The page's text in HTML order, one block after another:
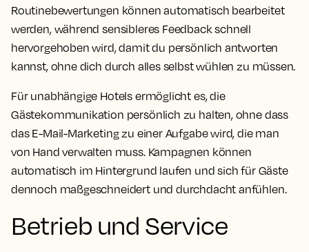
Routinebewertungen können automatisch bearbeitet
werden, während sensibleres Feedback schnell
hervorgehoben wird, damit du persönlich antworten
kannst, ohne dich durch alles selbst wühlen zu müssen.
Für unabhängige Hotels ermöglicht es, die
Gästekommunikation persönlich zu halten, ohne dass
das E-Mail-Marketing zu einer Aufgabe wird, die man
von Hand verwalten muss. Kampagnen können
automatisch im Hintergrund laufen und sich für Gäste
dennoch maßgeschneidert und durchdacht anfühlen.
Betrieb und Service